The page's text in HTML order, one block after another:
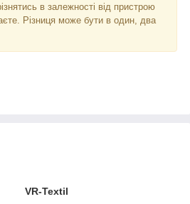
в залежності від пристрою
Різниця може бути в один, два
VR-Textil